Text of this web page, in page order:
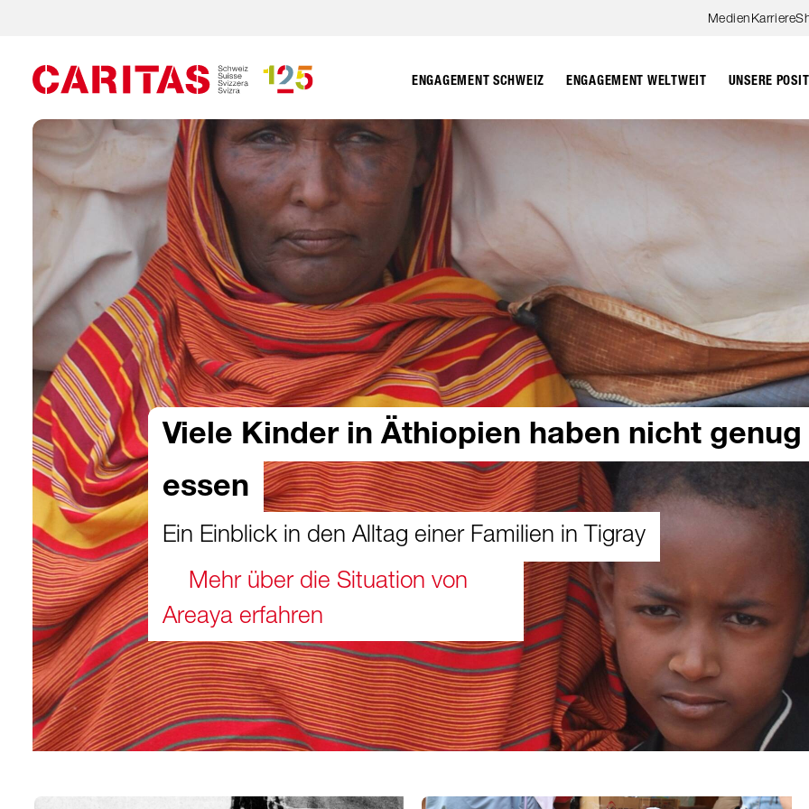
Zum Hauptinhalt springen
MedienKarriere
ENGAGEMENT SCHWEIZ ENGAGEMENT WELTWEIT UNSERE
Viele Kinder in Äthiopien haben nicht genug
essen
Ein Einblick in den Alltag einer Familien in Tigray
Mehr über die Situation von
Areaya erfahren